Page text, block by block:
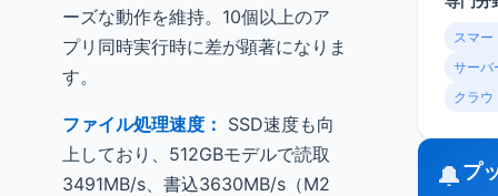
ーズな動作を維持。10個以上のア
プリ同時実行時に差が顕著になりま
す。
ファイル処理速度： SSD速度も向
上しており、512GBモデルで読取
3491MB/s、書込3630MB/s（M2
スマー
サーバ
クラウ
🔔プ